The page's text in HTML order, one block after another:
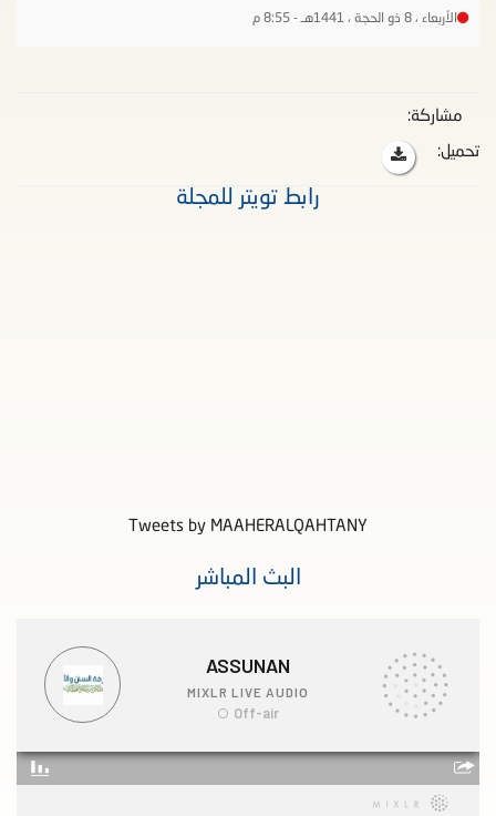
الأربعاء ، 8 ذو الحجة ، 1441هـ - 8:55 م
مشاركة:
تحميل:
رابط تويتر للمجلة
Tweets by MAAHERALQAHTANY
البث المباشر